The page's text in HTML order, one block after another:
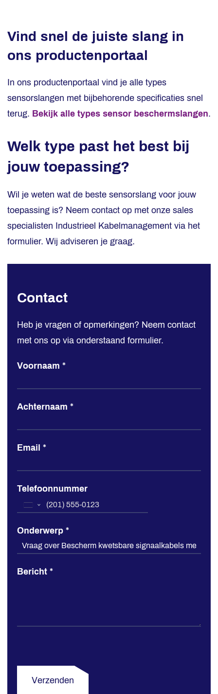
Vind snel de juiste slang in
ons productenportaal
In ons productenportaal vind je alle types
sensorslangen met bijbehorende specificaties snel
terug. Bekijk alle types sensor beschermslangen.
Welk type past het best bij
jouw toepassing?
Wil je weten wat de beste sensorslang voor jouw
toepassing is? Neem contact op met onze sales
specialisten Industrieel Kabelmanagement via het
formulier. Wij adviseren je graag.
Contact
Contact
Heb je vragen of opmerkingen? Neem contact
met ons op via onderstaand formulier.
Voornaam *
Achternaam *
Email *
Telefoonnummer
United
Onderwerp *
Bericht *
Verzenden